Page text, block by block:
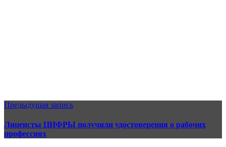
Предыдущая запись
Лицеисты ЦИФРЫ получили удостоверения о рабочих
профессиях